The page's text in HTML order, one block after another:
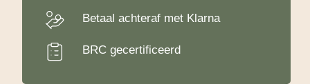
Betaal achteraf met Klarna
BRC gecertificeerd